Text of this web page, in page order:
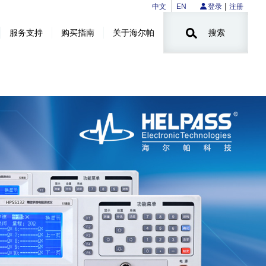
中文 EN 登录 | 注册
服务支持 购买指南 关于海尔帕 搜索